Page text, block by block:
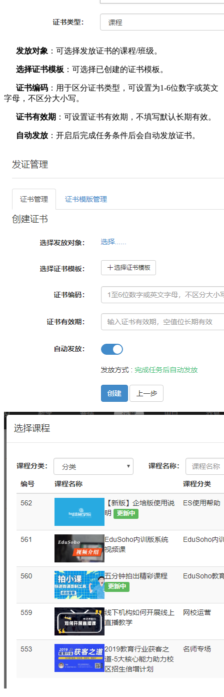
发放对象 ：可选择发放证书的课程/班级。
选择证书模板 ：可选择已创建的证书模板。
证书编码 ：用于区分证书类型，可设置为1-6位数字或英文
字母，不区分大小写。
证书有效期 ：可设置证书有效期，不填写默认长期有效。
自动发放 ：开启后完成任务条件后会自动发放证书。